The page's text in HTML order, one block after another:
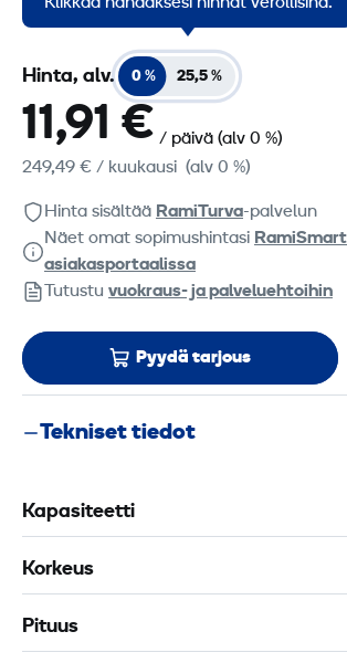
Klikkaa nähdäksesi hinnat verollisina.
Hinta, alv. 0 % 25,5 %
11,91 € / päivä (alv 0 %)
249,49 € / kuukausi (alv 0 %)
Hinta sisältää RamiTurva-palvelun
Näet omat sopimushintasi
asiakasportaalissa
Tutustu vuokraus- ja palveluehtoihin
Pyydä tarjous
Tekniset tiedot
Kapasiteetti
Korkeus
Pituus